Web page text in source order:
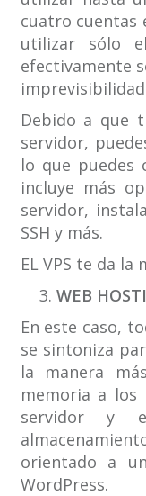
cuatro cuentas
utilizar sólo
efectivamente
Debido a que
servidor,
lo que puedes
incluye más
servidor,
SSH y más.
EL VPS te da
WEB
En este caso,
se sintoniza
la manera
memoria a los
servidor y
orientado a
WordPress.